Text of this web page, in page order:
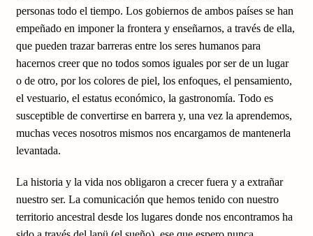
personas todo el tiempo. Los gobiernos de ambos países se han
empeñado en imponer la frontera y enseñarnos, a través de ella,
que pueden trazar barreras entre los seres humanos para
hacernos creer que no todos somos iguales por ser de un lugar
o de otro, por los colores de piel, los enfoques, el pensamiento,
el vestuario, el estatus económico, la gastronomía. Todo es
susceptible de convertirse en barrera y, una vez la aprendemos,
muchas veces nosotros mismos nos encargamos de mantenerla
levantada.
La historia y la vida nos obligaron a crecer fuera y a extrañar
nuestro ser. La comunicación que hemos tenido con nuestro
territorio ancestral desde los lugares donde nos encontramos ha